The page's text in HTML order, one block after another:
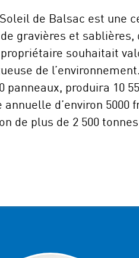
de Balsac est une
gravières et sablières,
souhaitait
de
panneaux, produira 10
d’environ 5000
de plus de 2 500